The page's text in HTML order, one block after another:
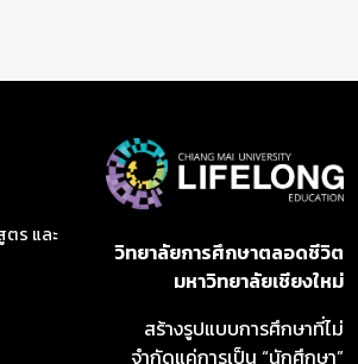
ตร และ
วิทยาลัยการศึกษาตลอดชีวิต
มหาวิทยาลัยเชียงใหม่
สร้างรูปแบบการศึกษาที่ไม่
จำกัดแค่การเป็น “นักศึกษา”